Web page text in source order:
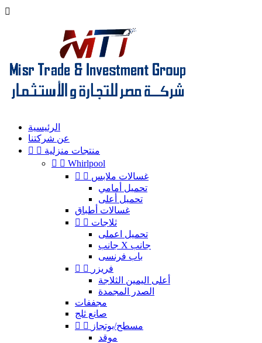

الرئيسية
عن شركتنا
  منتجات منزلية
  Whirlpool
  غسالات ملابس
تحميل أمامي
تحميل أعلى
غسالات أطباق
  ثلاجات
تحميل اعملى
جانب X جانب
باب فرنسى
 
فريزر
أعلى اليمين الثلاجة
الصدر المجمدة
مجففات
صانع ثلج
  مسطح/بوتجاز
موقد